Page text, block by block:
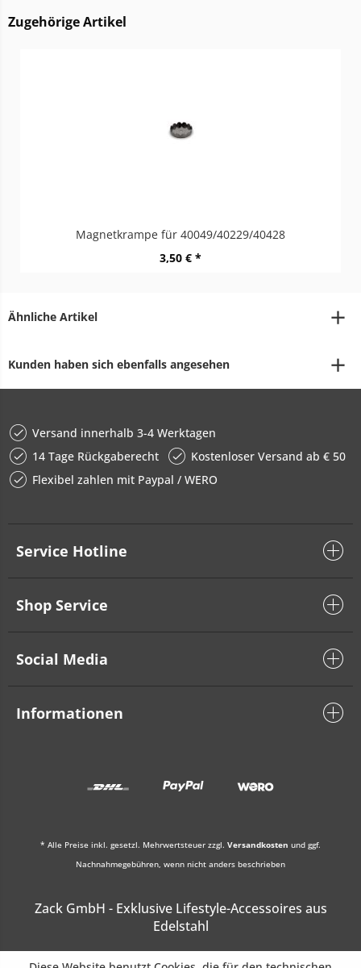
Zugehörige Artikel
Magnetkrampe für 40049/40229/40428
3,50 € *
Ähnliche Artikel
Kunden haben sich ebenfalls angesehen
Versand innerhalb 3-4 Werktagen
14 Tage Rückgaberecht
Kostenloser Versand ab € 50
Flexibel zahlen mit Paypal / WERO
Service Hotline
Shop Service
Social Media
Informationen
* Alle Preise inkl. gesetzl. Mehrwertsteuer zzgl. Versandkosten und ggf.
Nachnahmegebühren, wenn nicht anders beschrieben
Zack GmbH - Exklusive Lifestyle-Accessoires aus
Edelstahl